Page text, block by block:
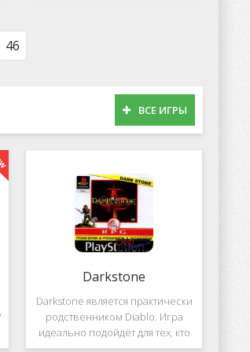
46
ВСЕ ИГРЫ
Darkstone
Darkstone является практически
родственником Diablo. Игра
идеально подойдёт для тех, кто
ищет альтернативу последнему.